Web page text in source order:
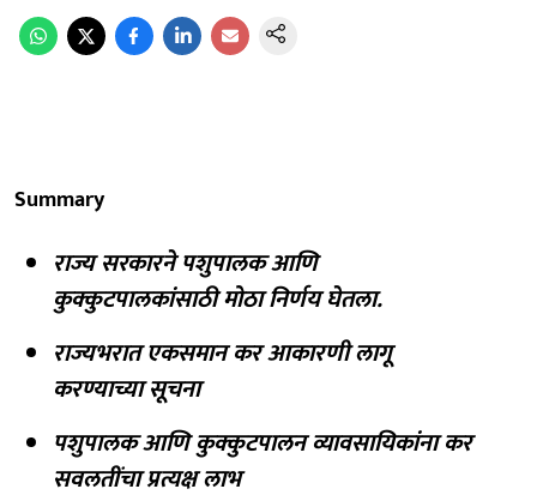
Summary
राज्य सरकारने पशुपालक आणि
कुक्कुटपालकांसाठी मोठा निर्णय घेतला.
राज्यभरात एकसमान कर आकारणी लागू
करण्याच्या सूचना
पशुपालक आणि कुक्कुटपालन व्यावसायिकांना कर
सवलतींचा प्रत्यक्ष लाभ